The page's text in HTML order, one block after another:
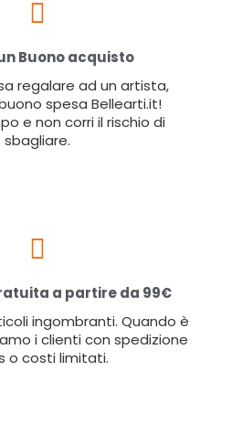
Buono acquisto
regalare ad un artista,
spesa Bellearti.it!
e non corri il rischio di
sbagliare.
a partire da 99€
ingombranti. Quando è
i clienti con spedizione
o costi limitati.